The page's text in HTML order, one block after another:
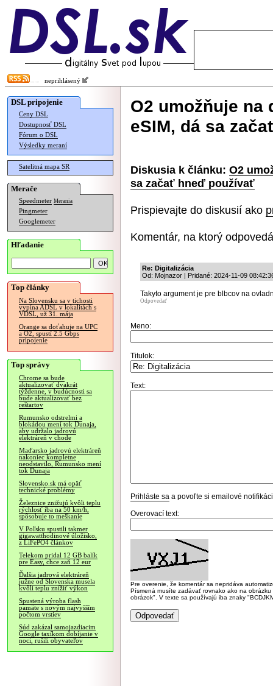
neprihlásený
DSL pripojenie
Ceny DSL
Dostupnosť DSL
Fórum o DSL
Výsledky meraní
Satelitná mapa SR
Merače
Speedmeter Merania
Pingmeter
Googlemeter
Hľadanie
Top články
Na Slovensku sa v tichosti
vypína ADSL v lokalitách s
VDSL, už 31. mája
Orange sa doťahuje na UPC
a O2, spustí 2.5 Gbps
pripojenie
Top správy
Chrome sa bude
aktualizovať dvakrát
týždenne, v budúcnosti sa
bude aktualizovať bez
reštartov
Rumunsko odstrelmi a
blokádou mení tok Dunaja,
aby udržalo jadrovú
elektráreň v chode
Maďarsko jadrovú elektráreň
nakoniec kompletne
neodstavilo, Rumunsko mení
tok Dunaja
Slovensko.sk má opäť
technické problémy
Železnice znižujú kvôli teplu
rýchlosť iba na 50 km/h,
spôsobuje to meškanie
V Poľsku spustili takmer
gigawatthodinové úložisko,
z LiFePO4 článkov
Telekom pridal 12 GB balík
pre Easy, chce zaň 12 eur
Ďalšia jadrová elektráreň
južne od Slovenska musela
kvôli teplu znížiť výkon
Spustená výroba flash
pamäte s novým najvyšším
počtom vrstiev
Súd zakázal samojazdiacim
Google taxíkom dobíjanie v
noci, rušili obyvateľov
O2 umožňuje
eSIM, dá sa
Diskusia k článku: O2
sa začať hneď používať
Prispievajte do diskusií ako
Komentár, na ktorý
Re: Digitalizácia
Od: Mojnazor | Pridané: 2024-11-09
Takyto argument je pre blbcov na
Odpovedať
Meno:
Titulok:
Text:
Prihláste sa a povoľte si emailové
Overovací text:
Pre overenie, že komentár sa nepridáva
Písmená musíte zadávať rovnako ako na
obrázok". V texte sa používajú iba znaky